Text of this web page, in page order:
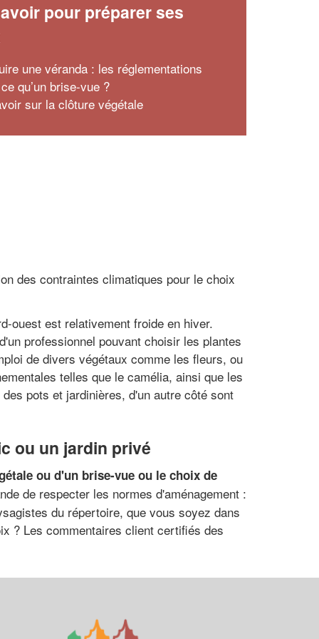
pour préparer ses
une véranda : les réglementations
qu’un brise-vue ?
sur la clôture végétale
des contraintes climatiques pour le choix
ouest est relativement froide en hiver.
professionnel pouvant choisir les plantes
de divers végétaux comme les fleurs, ou
telles que le camélia, ainsi que les
pots et jardinières, d'un autre côté sont
ou un jardin privé
ou d'un brise-vue ou le choix de
de respecter les normes d'aménagement :
du répertoire, que vous soyez dans
? Les commentaires client certifiés des